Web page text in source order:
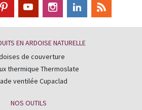
EN ARDOISE NATURELLE
de couverture
thermique Thermoslate
ventilée Cupaclad
NOS OUTILS